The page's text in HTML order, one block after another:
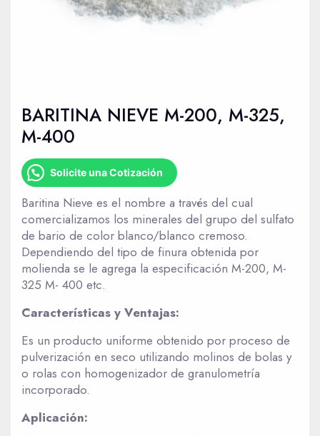
BARITINA NIEVE M-200, M-325,
M-400
Solicite una Cotización
Baritina Nieve es el nombre a través del cual
comercializamos los minerales del grupo del sulfato
de bario de color blanco/blanco cremoso.
Dependiendo del tipo de finura obtenida por
molienda se le agrega la especificación M-200, M-
325 M- 400 etc.
Características y Ventajas:
Es un producto uniforme obtenido por proceso de
pulverización en seco utilizando molinos de bolas y
o rolas con homogenizador de granulometría
incorporado.
Aplicación: